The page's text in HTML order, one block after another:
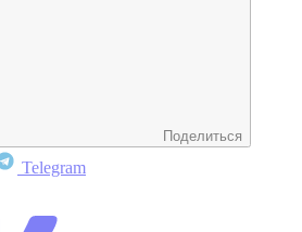
Поделиться
Telegram